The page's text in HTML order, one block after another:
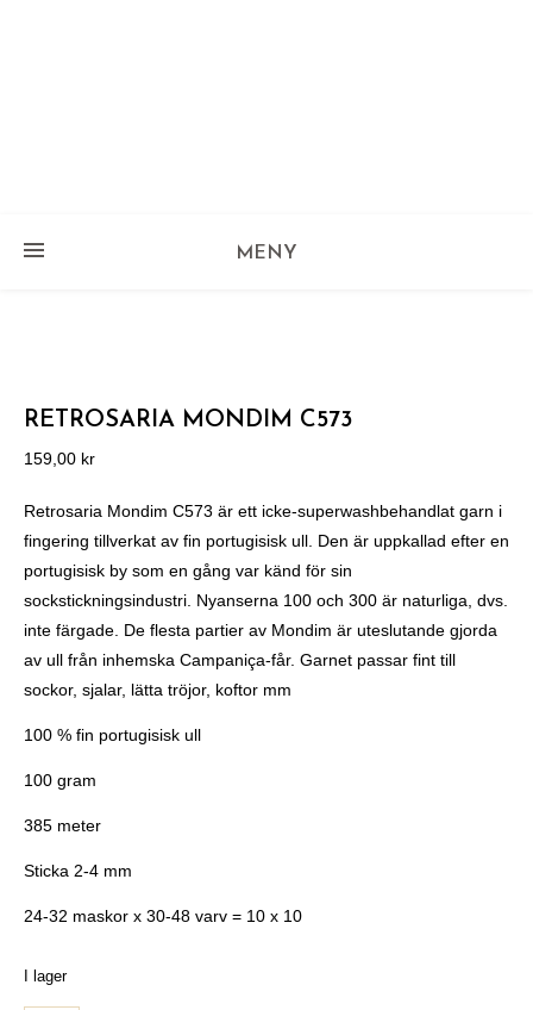
MENY
RETROSARIA MONDIM C573
159,00 kr
Retrosaria Mondim C573 är ett icke-superwashbehandlat garn i
fingering tillverkat av fin portugisisk ull. Den är uppkallad efter en
portugisisk by som en gång var känd för sin
sockstickningsindustri. Nyanserna 100 och 300 är naturliga, dvs.
inte färgade. De flesta partier av Mondim är uteslutande gjorda
av ull från inhemska Campaniça-får. Garnet passar fint till
sockor, sjalar, lätta tröjor, koftor mm
100 % fin portugisisk ull
100 gram
385 meter
Sticka 2-4 mm
24-32 maskor x 30-48 varv = 10 x 10
I lager